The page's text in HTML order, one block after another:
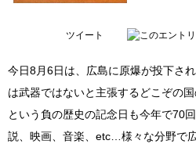
ツイート
今日8月6日は、広島に原爆が投下さ
は武器ではないと主張するどこぞの
という負の歴史の記念日も今年で70
説、映画、音楽、etc…様々な分野で